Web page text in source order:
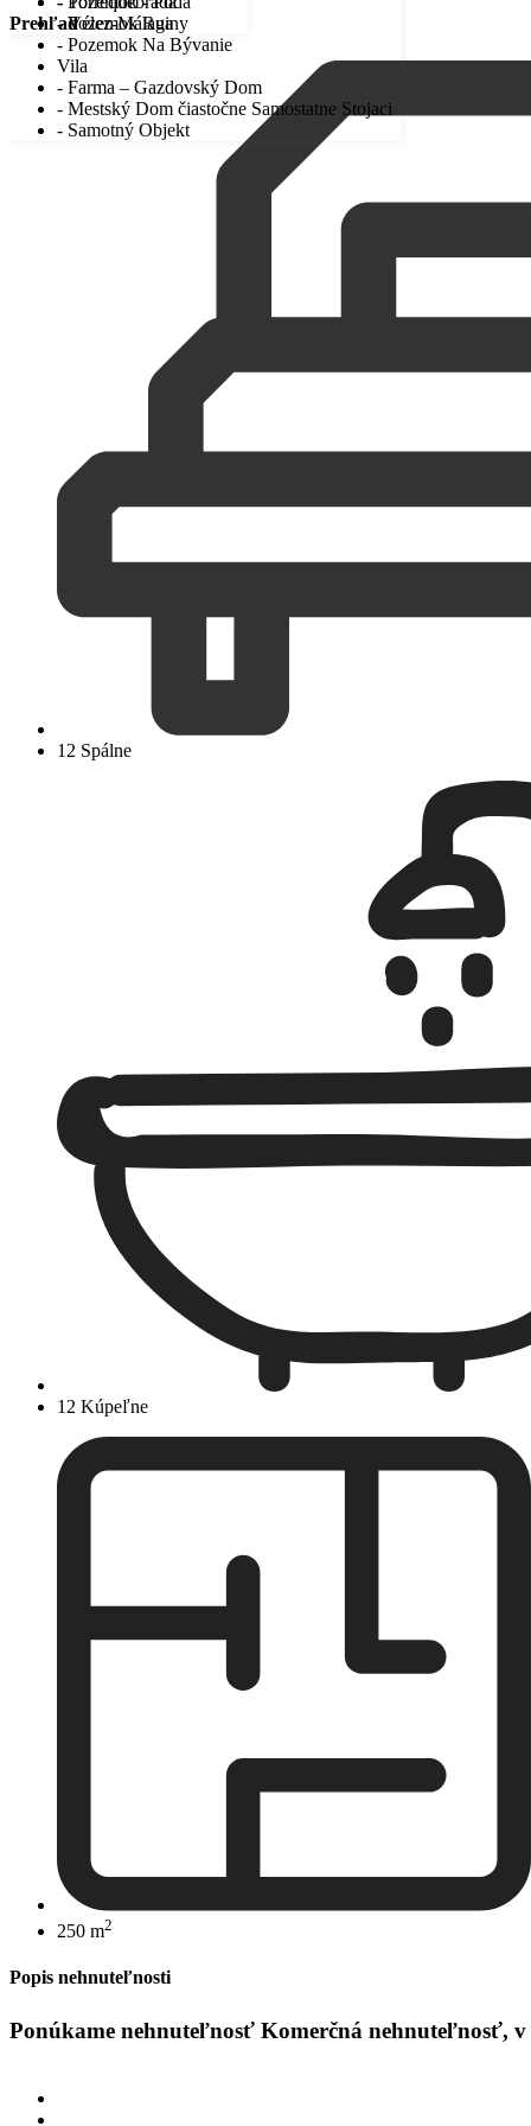
- Pozemok Ruiny
- Pozemok Na Bývanie
Vila
- Farma – Gazdovský Dom
- Mestský Dom čiastočne Samostatne Stojaci
- Samotný Objekt
- Vélez-Málaga
Prehľad
12 Spálne
12 Kúpeľne
250 m2
Popis nehnuteľnosti
Ponúkame nehnuteľnosť Komerčná nehnuteľnosť, v